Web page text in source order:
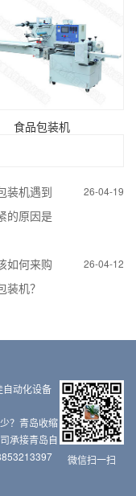
食品包装机
装机遇到
的原因是
26-04-19
如何来购
装机？
26-04-12
微信扫一扫
自动化设备
？青岛收缩
承接青岛自